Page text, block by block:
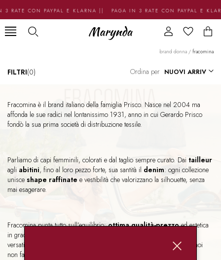
RATE CON PAYPAL E KLARNA || PAGA IN 3 RATE CON PAYPAL E
brand donna / fracomina
FILTRI(0) Ordina per
Fracomina è il brand italiano della famiglia Prisco. Nasce nel 2004 ma
affonda le sue radici nel lontanissimo 1931, anno in cui Gerardo Prisco
fondò la sua prima società di distribuzione tessile.
Parliamo di capi femminili, colorati e dal taglio sempre curato. Dai tailleur
agli abitini, fino al loro pezzo forte, sua santità il denim: ogni collezione
unisce shape raffinate e vestibilità che valorizzano la silhouette, senza
mai esagerare.
Fracomina punta tutto sull’equilibrio:ottima qualità-prezzoed estetica
in grado di unire italianità e influenze internazionali. Il risultato? Look
versatili adatti a qualsiasi momento della giornata. Che dire, secondo noi
non fa una piega.